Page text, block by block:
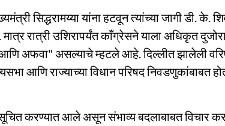
सिद्धरामय्या यांना हटवून त्यांच्या जागी डी. के.
रात्री उशिरापर्यंत काँग्रेसने याला अधिकृत दुजोरा
अफवा" असल्याचे म्हटले आहे. दिल्लीत झालेली
आणि राज्याच्या विधान परिषद निवडणुकांबाबत
सूचित करण्यात आले असून संभाव्य बदलाबाबत विचार